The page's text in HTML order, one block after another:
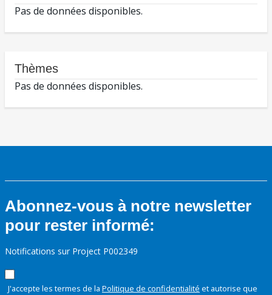
Pas de données disponibles.
Thèmes
Pas de données disponibles.
Abonnez-vous à notre newsletter
pour rester informé:
Notifications sur Project P002349
J'accepte les termes de la Politique de confidentialité et autorise que